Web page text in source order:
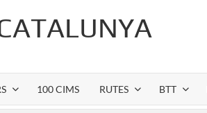
100 CIMS RUTES BTT